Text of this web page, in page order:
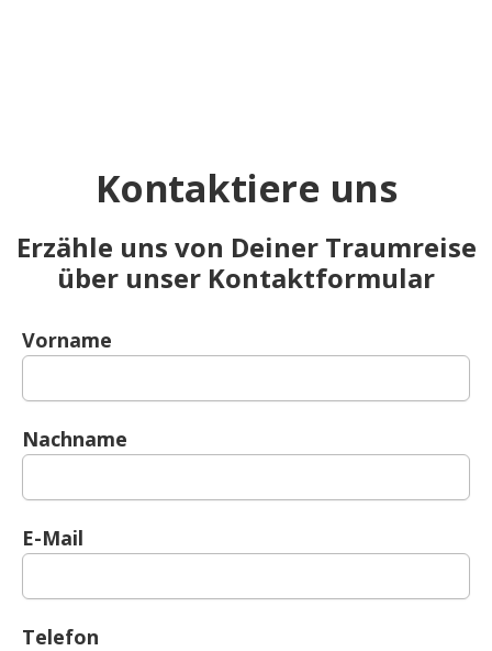
Kontaktiere uns
Erzähle uns von Deiner Traumreise
über unser Kontaktformular
Vorname
Nachname
E-Mail
Telefon